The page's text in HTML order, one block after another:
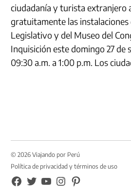
ciudadanía y turista extranjero
gratuitamente las instalaciones
Legislativo y del Museo del
Inquisición este domingo 27 de
09:30 a.m. a 1:00 p.m. Los
© 2026 Viajando por Perú
Política de privacidad y términos de uso
FB
TW YouTubeInstagramPinterest